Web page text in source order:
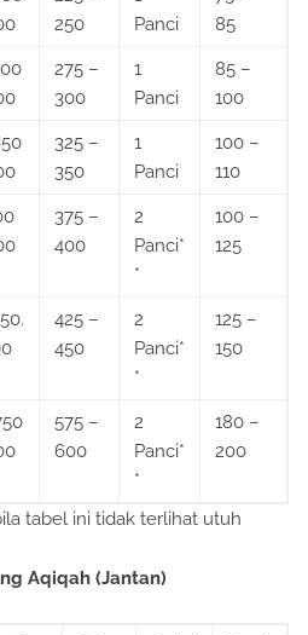
250
Panci
85
275 –
300
1
Panci
85 –
100
325 –
350
1
Panci
100 –
110
375 –
400
2
Panci*
*
100 –
125
425 –
450
2
Panci*
*
125 –
150
575 –
600
2
Panci*
*
180 –
200
tabel ini tidak terlihat utuh
Aqiqah (Jantan)